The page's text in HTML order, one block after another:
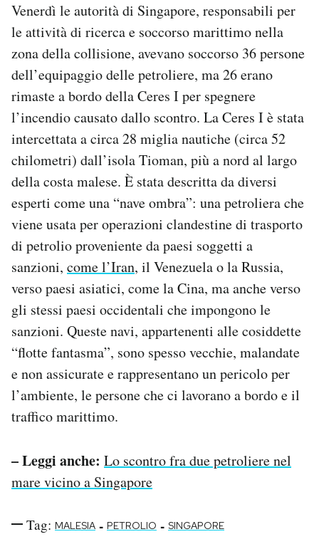
Venerdì le autorità di Singapore, responsabili per
le attività di ricerca e soccorso marittimo nella
zona della collisione, avevano soccorso 36 persone
dell’equipaggio delle petroliere, ma 26 erano
rimaste a bordo della Ceres I per spegnere
l’incendio causato dallo scontro. La Ceres I è stata
intercettata a circa 28 miglia nautiche (circa 52
chilometri) dall’isola Tioman, più a nord al largo
della costa malese. È stata descritta da diversi
esperti come una “nave ombra”: una petroliera che
viene usata per operazioni clandestine di trasporto
di petrolio proveniente da paesi soggetti a
sanzioni, come l’Iran, il Venezuela o la Russia,
verso paesi asiatici, come la Cina, ma anche verso
gli stessi paesi occidentali che impongono le
sanzioni. Queste navi, appartenenti alle cosiddette
“flotte fantasma”, sono spesso vecchie, malandate
e non assicurate e rappresentano un pericolo per
l’ambiente, le persone che ci lavorano a bordo e il
traffico marittimo.
– Leggi anche: Lo scontro fra due petroliere nel
mare vicino a Singapore
Tag: MALESIA - PETROLIO - SINGAPORE